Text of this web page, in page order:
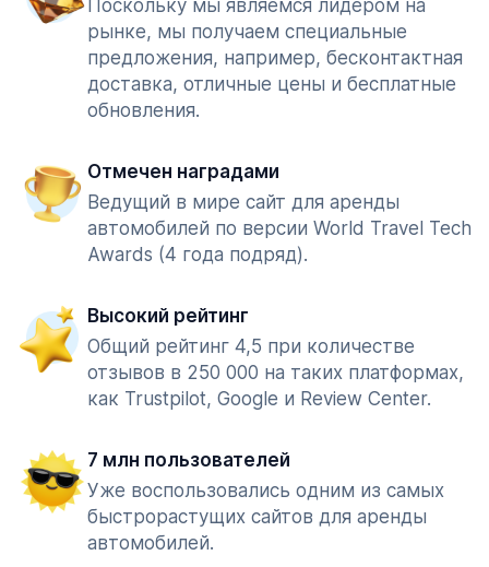
Поскольку мы являемся лидером на
рынке, мы получаем специальные
предложения, например, бесконтактная
доставка, отличные цены и бесплатные
обновления.
Отмечен наградами
Ведущий в мире сайт для аренды
автомобилей по версии World Travel Tech
Awards (4 года подряд).
Высокий рейтинг
Общий рейтинг 4,5 при количестве
отзывов в 250 000 на таких платформах,
как Trustpilot, Google и Review Center.
7 млн пользователей
Уже воспользовались одним из самых
быстрорастущих сайтов для аренды
автомобилей.